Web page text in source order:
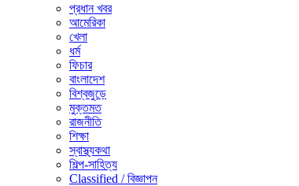
প্রধান খবর
আমেরিকা
খেলা
ধর্ম
ফিচার
বাংলাদেশ
বিশ্বজুড়ে
মুক্তমত
রাজনীতি
শিক্ষা
স্বাস্থ্যকথা
শিল্প-সাহিত্য
Classified / বিজ্ঞাপন